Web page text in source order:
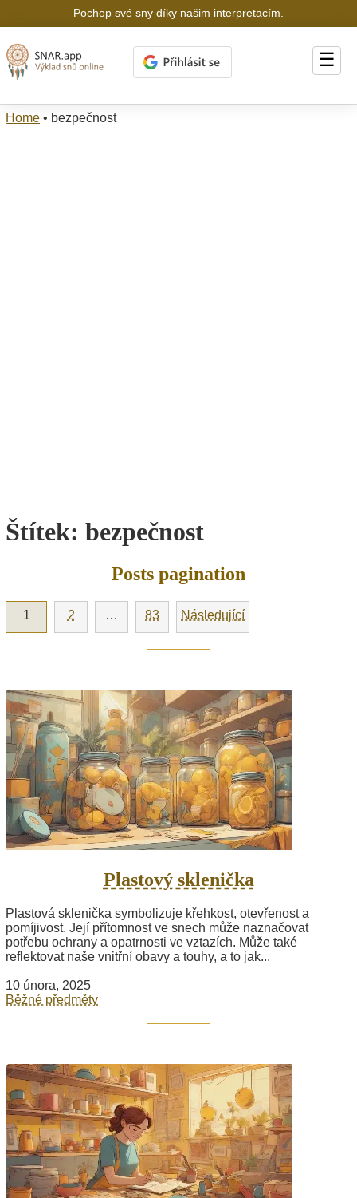
Pochop své sny díky našim interpretacím.
☰
Home • bezpečnost
Štítek: bezpečnost
Posts pagination
1 2 … 83 Následující
Plastový sklenička
Plastová sklenička symbolizuje křehkost, otevřenost a
pomíjivost. Její přítomnost ve snech může naznačovat
potřebu ochrany a opatrnosti ve vztazích. Může také
reflektovat naše vnitřní obavy a touhy, a to jak...
10 února, 2025
Běžné předměty